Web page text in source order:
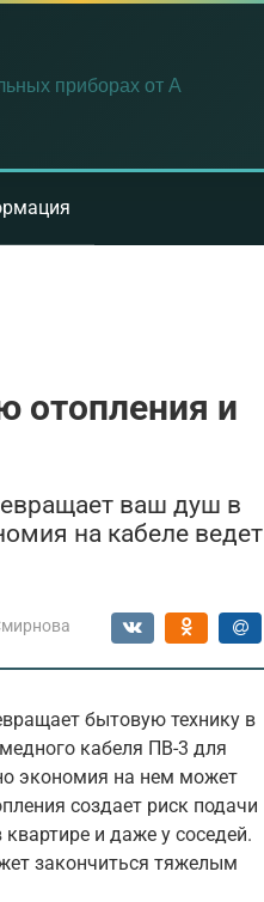
приборах от А
отопления и
ваш душ в
на кабеле ведет
бытовую технику в
кабеля ПВ-3 для
экономия на нем может
создает риск подачи
и даже у соседей.
закончиться тяжелым